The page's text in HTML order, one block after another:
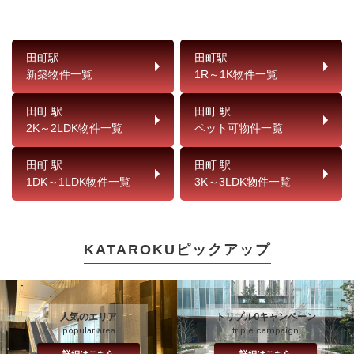
田町駅
新築物件一覧
田町駅
1R～1K物件一覧
田町 駅
2K～2LDK物件一覧
田町 駅
ペット可物件一覧
田町 駅
1DK～1LDK物件一覧
田町 駅
3K～3LDK物件一覧
KATAROKUピックアップ
人気のエリア
popular area
トリプル0キャンペーン
triple campaign